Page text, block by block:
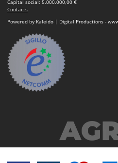
Capital social: 5.000.000,00 €
Contacts
Powered by Kaleido | Digital Productions -